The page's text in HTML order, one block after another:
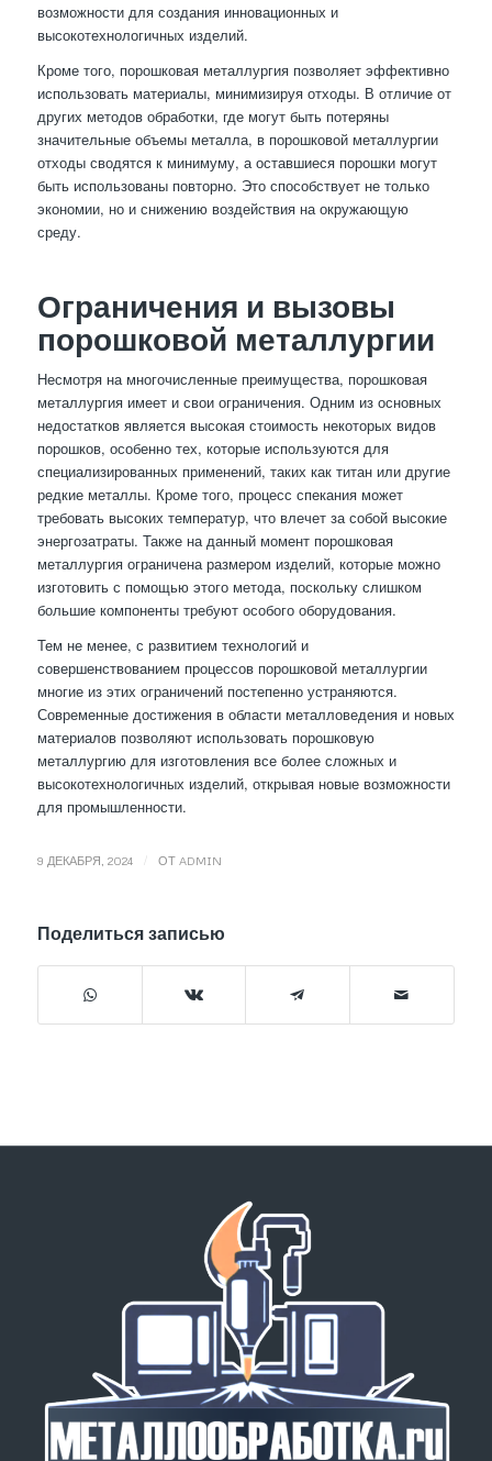
возможности для создания инновационных и
высокотехнологичных изделий.
Кроме того, порошковая металлургия позволяет эффективно
использовать материалы, минимизируя отходы. В отличие от
других методов обработки, где могут быть потеряны
значительные объемы металла, в порошковой металлургии
отходы сводятся к минимуму, а оставшиеся порошки могут
быть использованы повторно. Это способствует не только
экономии, но и снижению воздействия на окружающую
среду.
Ограничения и вызовы
порошковой металлургии
Несмотря на многочисленные преимущества, порошковая
металлургия имеет и свои ограничения. Одним из основных
недостатков является высокая стоимость некоторых видов
порошков, особенно тех, которые используются для
специализированных применений, таких как титан или другие
редкие металлы. Кроме того, процесс спекания может
требовать высоких температур, что влечет за собой высокие
энергозатраты. Также на данный момент порошковая
металлургия ограничена размером изделий, которые можно
изготовить с помощью этого метода, поскольку слишком
большие компоненты требуют особого оборудования.
Тем не менее, с развитием технологий и
совершенствованием процессов порошковой металлургии
многие из этих ограничений постепенно устраняются.
Современные достижения в области металловедения и новых
материалов позволяют использовать порошковую
металлургию для изготовления все более сложных и
высокотехнологичных изделий, открывая новые возможности
для промышленности.
9 ДЕКАБРЯ, 2024 ОТ ADMIN
Поделиться записью